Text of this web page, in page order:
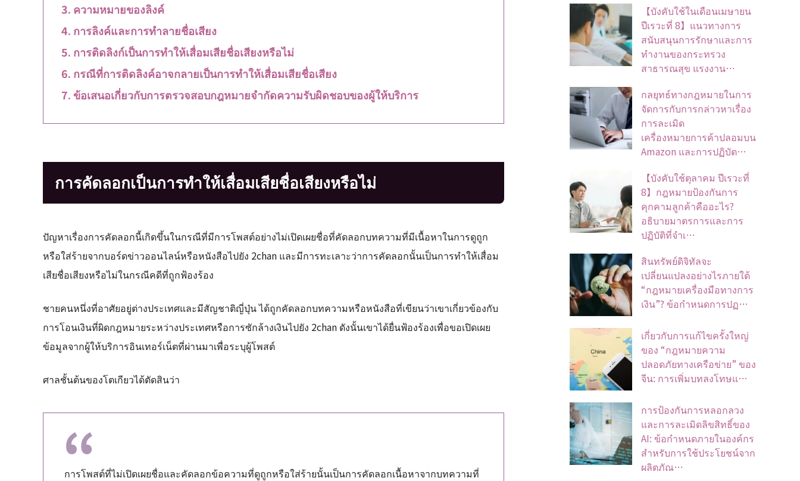
ความหมายของลิงค์
การลิงค์และการทำลายชื่อเสียง
การติดลิงก์เป็นการทำให้เสื่อมเสียชื่อเสียงหรือไม่
กรณีที่การติดลิงค์อาจกลายเป็นการทำให้เสื่อมเสียชื่อเสียง
ข้อเสนอเกี่ยวกับการตรวจสอบกฎหมายจำกัดความรับผิดชอบของผู้ให้บริการ
การคัดลอกเป็นการทำให้เสื่อมเสียชื่อเสียงหรือไม่
ปัญหาเรื่องการคัดลอกนี้เกิดขึ้นในกรณีที่มีการโพสต์อย่างไม่เปิดเผยชื่อที่คัดลอกบทความที่มีเนื้อหาในการดูถูก
หรือใส่ร้ายจากบอร์ดข่าวออนไลน์หรือหนังสือไปยัง 2chan และมีการทะเลาะว่าการคัดลอกนั้นเป็นการทำให้เสื่อม
เสียชื่อเสียงหรือไม่ในกรณีคดีที่ถูกฟ้องร้อง
ชายคนหนึ่งที่อาศัยอยู่ต่างประเทศและมีสัญชาติญี่ปุ่น ได้ถูกคัดลอกบทความหรือหนังสือที่เขียนว่าเขาเกี่ยวข้องกับ
การโอนเงินที่ผิดกฎหมายระหว่างประเทศหรือการซักล้างเงินไปยัง 2chan ดังนั้นเขาได้ยื่นฟ้องร้องเพื่อขอเปิดเผย
ข้อมูลจากผู้ให้บริการอินเทอร์เน็ตที่ผ่านมาเพื่อระบุผู้โพสต์
ศาลชั้นต้นของโตเกียวได้ตัดสินว่า
การโพสต์ที่ไม่เปิดเผยชื่อและคัดลอกข้อความที่ดูถูกหรือใส่ร้ายนั้นเป็นการคัดลอกเนื้อหาจากบทความที่
【บังคับใช้ในเดือนเมษายน
ปีเรวะที่ 8】แนวทางการ
สนับสนุนการรักษาและการ
ทำงานของกระทรวง
สาธารณสุข แรงงาน…
กลยุทธ์ทางกฎหมายในการ
จัดการกับการกล่าวหาเรื่อง
การละเมิด
เครื่องหมายการค้าปลอมบน
Amazon และการปฏิบัต…
【บังคับใช้ตุลาคม ปีเรวะที่
8】กฎหมายป้องกันการ
คุกคามลูกค้าคืออะไร?
อธิบายมาตรการและการ
ปฏิบัติที่จำเ…
สินทรัพย์ดิจิทัลจะ
เปลี่ยนแปลงอย่างไรภายใต้
“กฎหมายเครื่องมือทางการ
เงิน”? ข้อกำหนดการปฏ…
เกี่ยวกับการแก้ไขครั้งใหญ่
ของ “กฎหมายความ
ปลอดภัยทางเครือข่าย” ของ
จีน: การเพิ่มบทลงโทษแ…
การป้องกันการหลอกลวง
และการละเมิดลิขสิทธิ์ของ
AI: ข้อกำหนดภายในองค์กร
สำหรับการใช้ประโยชน์จาก
ผลิตภัณ…